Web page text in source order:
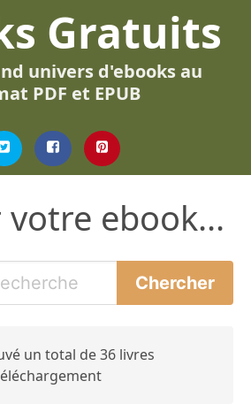
Gratuits
univers d'ebooks au
PDF et EPUB
ebook...
un total de 36 livres